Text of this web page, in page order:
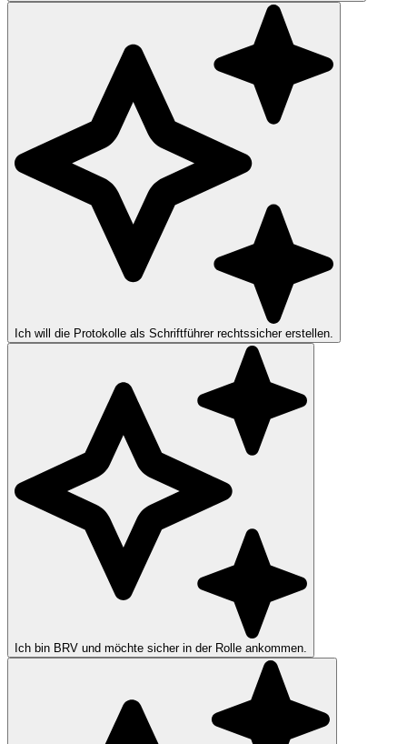
Ich will die Protokolle als Schriftführer rechtssicher erstellen.
Ich bin BRV und möchte sicher in der Rolle ankommen.